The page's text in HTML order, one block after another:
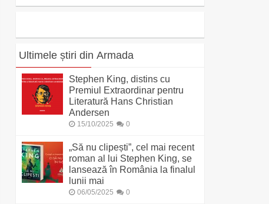
Ultimele știri din Armada
Stephen King, distins cu
Premiul Extraordinar pentru
Literatură Hans Christian
Andersen
15/10/2025 0
„Să nu clipești”, cel mai recent
roman al lui Stephen King, se
lansează în România la finalul
lunii mai
06/05/2025 0